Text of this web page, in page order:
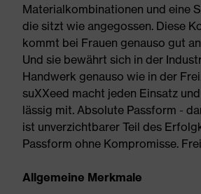
Materialkombinationen und eine
die sitzt wie angegossen. Diese
kommt bei Frauen genauso gut
Und sie bewährt sich in der
Handwerk genauso wie in der
suXXeed macht jeden Einsatz
lässig mit. Absolute Passform -
ist unverzichtbarer Teil des
Passform ohne Kompromisse.
Allgemeine Merkmale